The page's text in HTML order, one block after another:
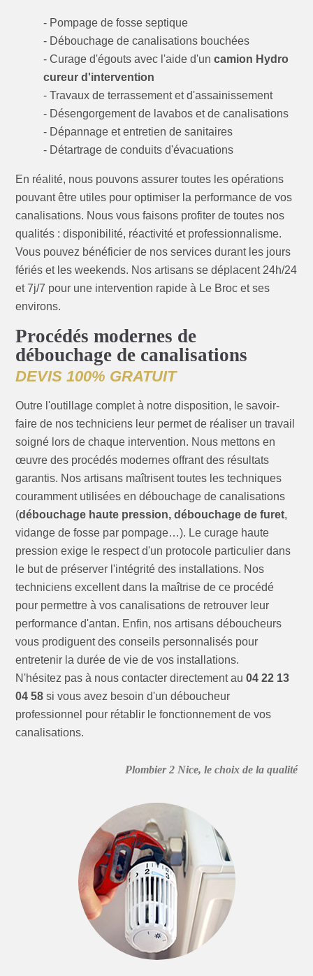
- Pompage de fosse septique
- Débouchage de canalisations bouchées
- Curage d'égouts avec l'aide d'uncamion Hydro
cureur d'intervention
- Travaux de terrassement et d'assainissement
- Désengorgement de lavabos et de canalisations
- Dépannage et entretien de sanitaires
- Détartrage de conduits d'évacuations
En réalité, nous pouvons assurer toutes les opérations
pouvant être utiles pour optimiser la performance de vos
canalisations. Nous vous faisons profiter de toutes nos
qualités : disponibilité, réactivité et professionnalisme.
Vous pouvez bénéficier de nos services durant les jours
fériés et les weekends. Nos artisans se déplacent 24h/24
et 7j/7 pour une intervention rapide à Le Broc et ses
environs.
Procédés modernes de
débouchage de canalisations
DEVIS 100% GRATUIT
Outre l'outillage complet à notre disposition, le savoir-
faire de nos techniciens leur permet de réaliser un travail
soigné lors de chaque intervention. Nous mettons en
œuvre des procédés modernes offrant des résultats
garantis. Nos artisans maîtrisent toutes les techniques
couramment utilisées en débouchage de canalisations
(débouchage haute pression, débouchage de furet,
vidange de fosse par pompage…). Le curage haute
pression exige le respect d'un protocole particulier dans
le but de préserver l'intégrité des installations. Nos
techniciens excellent dans la maîtrise de ce procédé
pour permettre à vos canalisations de retrouver leur
performance d'antan. Enfin, nos artisans déboucheurs
vous prodiguent des conseils personnalisés pour
entretenir la durée de vie de vos installations.
N'hésitez pas à nous contacter directement au04 22 13
04 58 si vous avez besoin d'un déboucheur
professionnel pour rétablir le fonctionnement de vos
canalisations.
Plombier 2 Nice, le choix de la qualité